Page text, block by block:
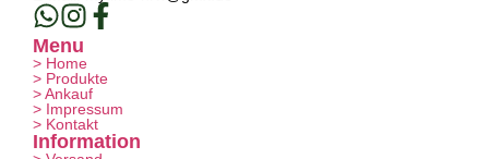
Menu
> Home
> Produkte
> Ankauf
> Impressum
> Kontakt
Information